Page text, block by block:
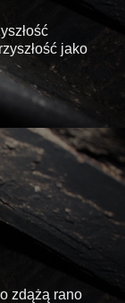
jako
zdążą rano